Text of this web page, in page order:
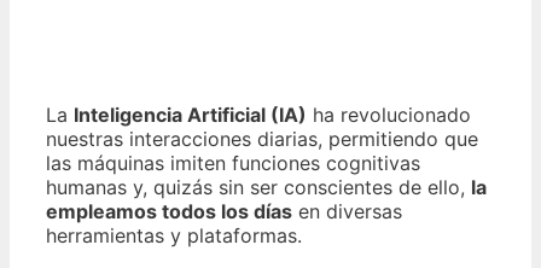
La Inteligencia Artificial (IA) ha revolucionado
nuestras interacciones diarias, permitiendo que
las máquinas imiten funciones cognitivas
humanas y, quizás sin ser conscientes de ello, la
empleamos todos los días en diversas
herramientas y plataformas.